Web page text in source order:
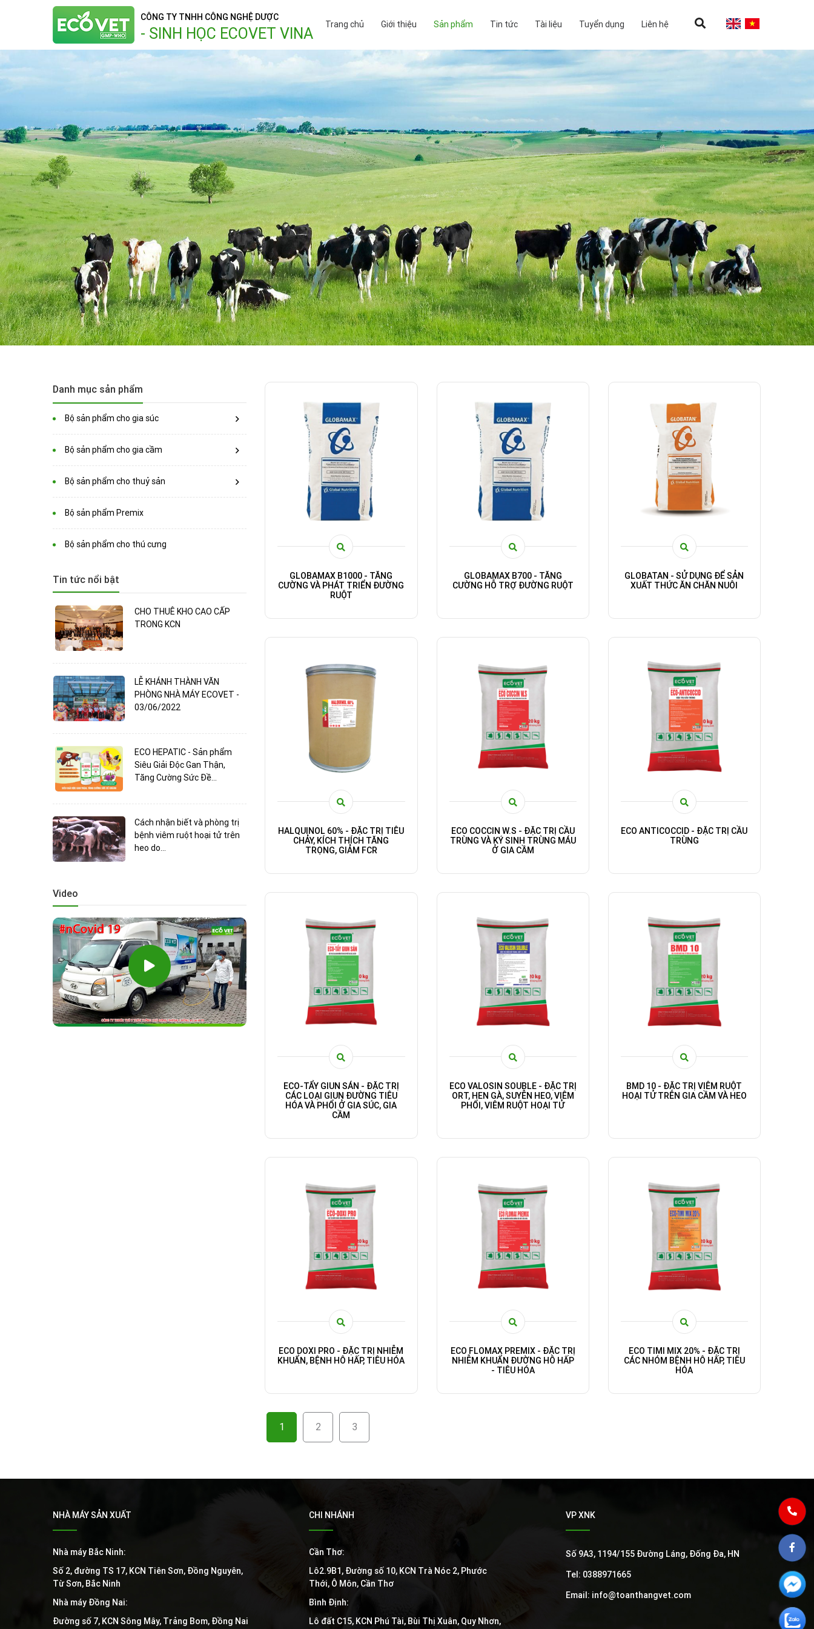
CÔNG TY TNHH CÔNG NGHỆ DƯỢC
- SINH HỌC ECOVET VINA Trang chủ Giới thiệu Sản phẩm Tin tức Tài liệu Tuyển dụng Liên hệ
Danh mục sản phẩm
Bộ sản phẩm cho gia súc
Bộ sản phẩm cho gia cầm
Bộ sản phẩm cho thuỷ sản
Bộ sản phẩm Premix
Bộ sản phẩm cho thú cưng
Tin tức nổi bật
CHO THUÊ KHO CAO CẤP
TRONG KCN
LỄ KHÁNH THÀNH VĂN
PHÒNG NHÀ MÁY ECOVET -
03/06/2022
ECO HEPATIC - Sản phẩm
Siêu Giải Độc Gan Thận,
Tăng Cường Sức Đề...
Cách nhận biết và phòng trị
bệnh viêm ruột hoại tử trên
heo do...
Video
GLOBAMAX B1000 - TĂNG
CƯỜNG VÀ PHÁT TRIỂN ĐƯỜNG
RUỘT
GLOBAMAX B700 - TĂNG
CƯỜNG HỖ TRỢ ĐƯỜNG RUỘT
GLOBATAN - SỬ DỤNG ĐỂ SẢN
XUẤT THỨC ĂN CHĂN NUÔI
HALQUINOL 60% - ĐẶC TRỊ TIÊU
CHẢY, KÍCH THÍCH TĂNG
TRỌNG, GIẢM FCR
ECO COCCIN W.S - ĐẶC TRỊ CẦU
TRÙNG VÀ KÝ SINH TRÙNG MÁU
Ở GIA CẦM
ECO ANTICOCCID - ĐẶC TRỊ CẦU
TRÙNG
ECO-TẨY GIUN SÁN - ĐẶC TRỊ
CÁC LOẠI GIUN ĐƯỜNG TIÊU
HÓA VÀ PHỔI Ở GIA SÚC, GIA
CẦM
ECO VALOSIN SOUBLE - ĐẶC TRỊ
ORT, HEN GÀ, SUYỄN HEO, VIÊM
PHỔI, VIÊM RUỘT HOẠI TỬ
BMD 10 - ĐẶC TRỊ VIÊM RUỘT
HOẠI TỬ TRÊN GIA CẦM VÀ HEO
ECO DOXI PRO - ĐẶC TRỊ NHIỄM
KHUẨN, BỆNH HÔ HẤP, TIÊU HÓA
ECO FLOMAX PREMIX - ĐẶC TRỊ
NHIỄM KHUẨN ĐƯỜNG HÔ HẤP
- TIÊU HÓA
ECO TIMI MIX 20% - ĐẶC TRỊ
CÁC NHÓM BỆNH HÔ HẤP, TIÊU
HÓA
1 2 3
NHÀ MÁY SẢN XUẤT
Nhà máy Bắc Ninh:
Số 2, đường TS 17, KCN Tiên Sơn, Đồng Nguyên,
Từ Sơn, Bắc Ninh
Nhà máy Đồng Nai:
Đường số 7, KCN Sông Mây, Trảng Bom, Đồng Nai
CHI NHÁNH
Cần Thơ:
Lô2.9B1, Đường số 10, KCN Trà Nóc 2, Phước
Thới, Ô Môn, Cần Thơ
Bình Định:
Lô đất C15, KCN Phú Tài, Bùi Thị Xuân, Quy Nhơn,
VP XNK
Số 9A3, 1194/155 Đường Láng, Đống Đa, HN
Tel: 0388971665
Email: info@toanthangvet.com